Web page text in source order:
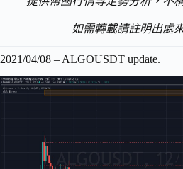
如需轉載請註明出處
2021/04/08 – ALGOUSDT update.